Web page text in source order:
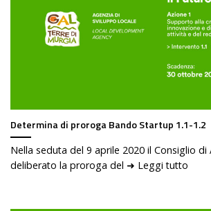
Determina di proroga Bando Startup 1.1-1.2
Nella seduta del 9 aprile 2020 il Consiglio di
deliberato la proroga del ➜ Leggi tutto